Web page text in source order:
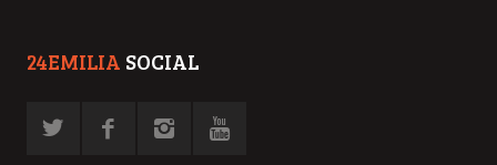
24EMILIA SOCIAL